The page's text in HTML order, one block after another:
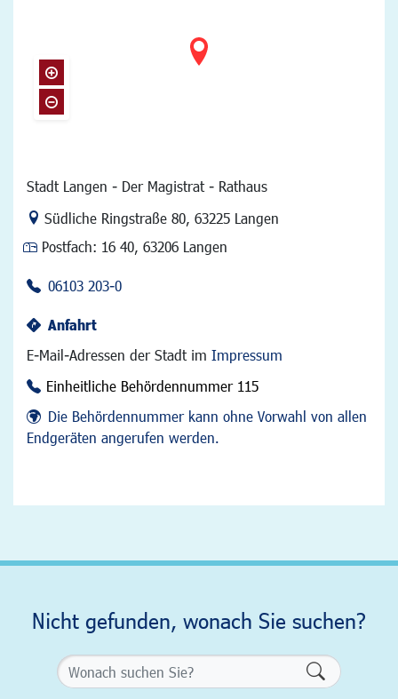
Stadt Langen - Der Magistrat - Rathaus
Link zur Google-Maps Navigation
Südliche Ringstraße 80, 63225 Langen
Postfach: 16 40, 63206 Langen
06103 203-0
Anfahrt
E-Mail-Adressen der Stadt im Impressum
Einheitliche Behördennummer 115
Die Behördennummer kann ohne Vorwahl von allen
Endgeräten angerufen werden.
Nicht gefunden, wonach Sie suchen?